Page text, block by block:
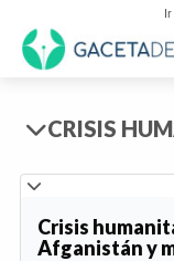
CRISIS
Crisis
Afganistán y